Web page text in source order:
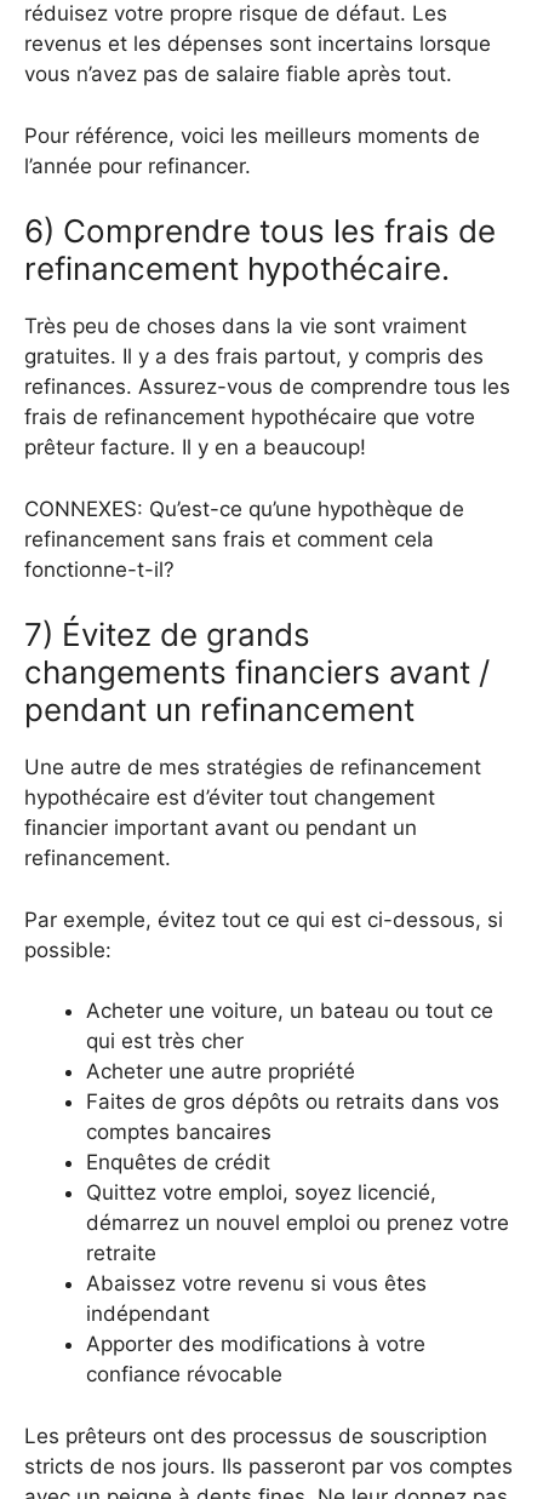
réduisez votre propre risque de défaut. Les
revenus et les dépenses sont incertains lorsque
vous n’avez pas de salaire fiable après tout.
Pour référence, voici les meilleurs moments de
l’année pour refinancer.
6) Comprendre tous les frais de
refinancement hypothécaire.
Très peu de choses dans la vie sont vraiment
gratuites. Il y a des frais partout, y compris des
refinances. Assurez-vous de comprendre tous les
frais de refinancement hypothécaire que votre
prêteur facture. Il y en a beaucoup!
CONNEXES: Qu’est-ce qu’une hypothèque de
refinancement sans frais et comment cela
fonctionne-t-il?
7) Évitez de grands
changements financiers avant /
pendant un refinancement
Une autre de mes stratégies de refinancement
hypothécaire est d’éviter tout changement
financier important avant ou pendant un
refinancement.
Par exemple, évitez tout ce qui est ci-dessous, si
possible:
Acheter une voiture, un bateau ou tout ce
qui est très cher
Acheter une autre propriété
Faites de gros dépôts ou retraits dans vos
comptes bancaires
Enquêtes de crédit
Quittez votre emploi, soyez licencié,
démarrez un nouvel emploi ou prenez votre
retraite
Abaissez votre revenu si vous êtes
indépendant
Apporter des modifications à votre
confiance révocable
Les prêteurs ont des processus de souscription
stricts de nos jours. Ils passeront par vos comptes